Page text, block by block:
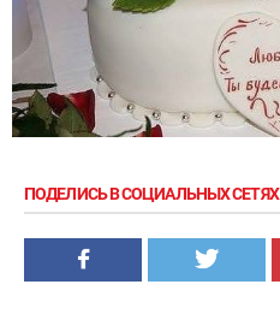
ПОДЕЛИСЬ В СОЦИАЛЬНЫХ СЕТЯХ